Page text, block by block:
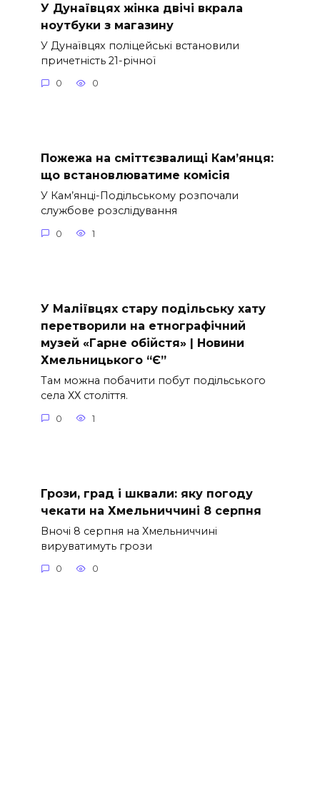
У Дунаївцях жінка двічі вкрала
ноутбуки з магазину
У Дунаївцях поліцейські встановили
причетність 21-річної
0 0
Пожежа на сміттєзвалищі Кам’янця:
що встановлюватиме комісія
У Кам’янці-Подільському розпочали
службове розслідування
0 1
У Маліївцях стару подільську хату
перетворили на етнографічний
музей «Гарне обійстя» | Новини
Хмельницького “Є”
Там можна побачити побут подільського
села ХХ століття.
0 1
Грози, град і шквали: яку погоду
чекати на Хмельниччині 8 серпня
Вночі 8 серпня на Хмельниччині
вируватимуть грози
0 0